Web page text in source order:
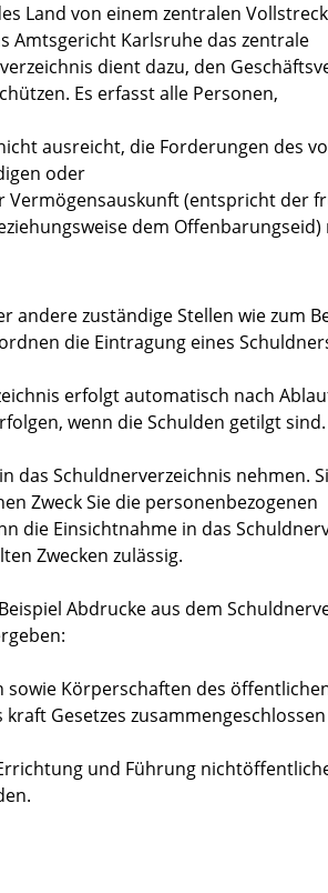
Land von einem zentralen
Amtsgericht Karlsruhe das zentrale
dient dazu, den
Es erfasst alle Personen,
ausreicht, die Forderungen des
oder
Vermögensauskunft (entspricht der
dem Offenbarungseid)
andere zuständige Stellen wie zum
die Eintragung eines
erfolgt automatisch nach
wenn die Schulden getilgt sind.
das Schuldnerverzeichnis nehmen.
Zweck Sie die personenbezogenen
die Einsichtnahme in das
Zwecken zulässig.
Abdrucke aus dem
:
sowie Körperschaften des
Gesetzes
und Führung